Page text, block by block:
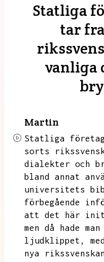
Statliga
tar
vanliga
Martin
Statliga
sorts
dialekter och
bland annat
universitets
förbegående
att det här
men då hade
ljudklippet,
nya